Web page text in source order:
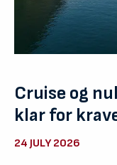
Cruise og
klar for
24 JULY 2026